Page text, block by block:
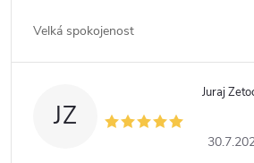
Velká spokojenost
JZ
Juraj